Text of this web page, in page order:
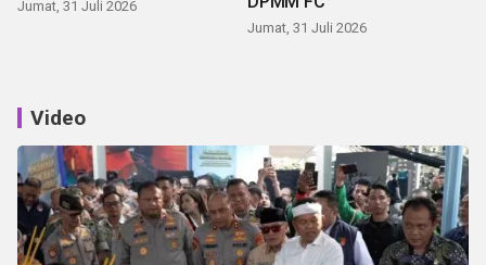
Jumat, 31 Juli 2026
Jumat, 31 Juli 2026
Video